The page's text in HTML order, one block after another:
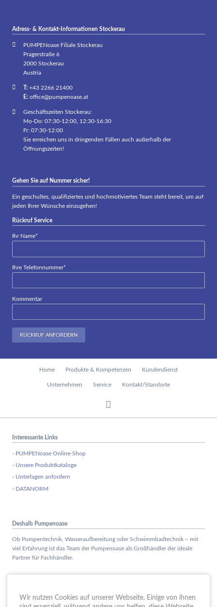
Adress- & Kontakt-Informationen Stockerau
PUMPENoase Filiale Stockerau
Pragerstraße 6
2000 Stockerau
Austria
T:+43 2266 21400
E: office@pumpenoase.at
Geschäftszeiten Stockerau:
Mo-Do: 07:30-12:00, 12:30-16:30
Fr: 07:30-12:00
Sie erreichen uns in dringenden Fällen auch außerhalb der
Öffnungszeiten!
Gehen Sie auf Nummer sicher!
Ein geschultes, qualifiziertes und hochmotiviertes Team steht bereit, um auf
jeden Ihrer Wünsche einzugehen!
Rückruf Service
Pflichtfeld
Ihr Name*
Pflichtfeld
Ihre Telefonnummer*
Kommentar
RÜCKRUF ANFORDERN
Home Produkte & Kompetenzen Kundendienst
Unternehmen Service Kontakt/Standorte
Interessante Links
- PUMPENoase Online-Shop
- Unsere Produktkataloge
- Unterlagen anfordern
- DATANORM
Deshalb Pumpenoase
Ob Pumpentechnik, Wasseraufbereitung oder Schwimmbadtechnik – mit
viel Erfahrung ist das Team der Pumpenoase als Großhändler der ideale
Partner für Fachhändler.
Schule trifft Wirtschaft bei der PUMPENoase!
Wir nutzen Cookies auf unserer Webseite. Einige von ihnen